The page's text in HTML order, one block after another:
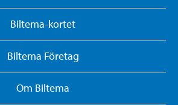
Biltema-kortet
Biltema Företag
Om Biltema